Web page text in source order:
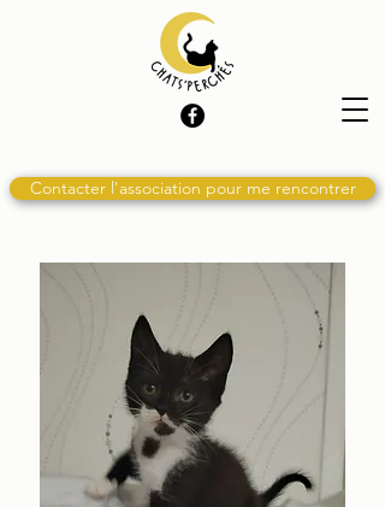
Contacter l'association pour me rencontrer